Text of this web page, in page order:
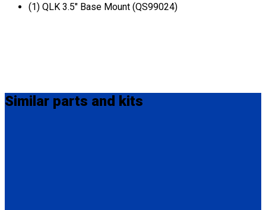
(1) QLK 3.5" Base Mount (QS99024)
Similar parts and kits